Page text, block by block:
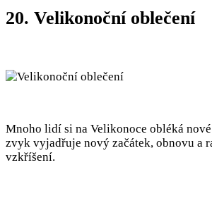
20. Velikonoční oblečení
Mnoho lidí si na Velikonoce obléká
zvyk vyjadřuje nový začátek, obnovu a
vzkříšení.